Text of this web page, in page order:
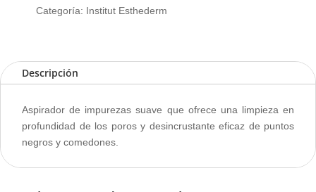
DESINCRUSTANTE
Categoría: Institut Esthederm
Descripción
Aspirador de impurezas suave que ofrece una limpieza en
profundidad de los poros y desincrustante eficaz de puntos
negros y comedones.